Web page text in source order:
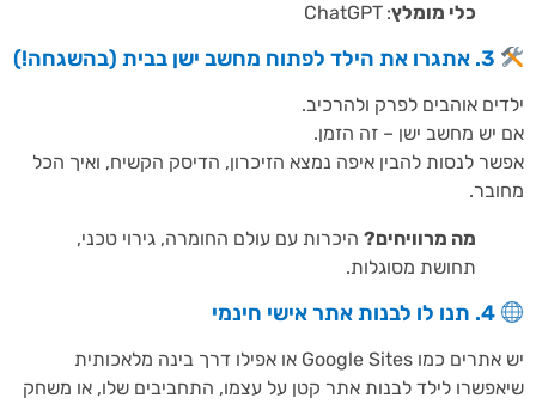
כלי מומלץ:
ChatGPT
אוהבים לפרק ולהרכיב.
יש מחשב ישן – זה הזמן.
לנסות להבין איפה נמצא הזיכרון, הדיסק הקשיח, ואיך הכל
מה מרוויחים?היכרות עם עולם החומרה, גירוי טכני,
תחושת מסוגלות.
יש אתרים כמו Google Sites או אפילו דרך בינה מלאכותית
לילד לבנות אתר קטן על עצמו, התחביבים שלו, או משחק